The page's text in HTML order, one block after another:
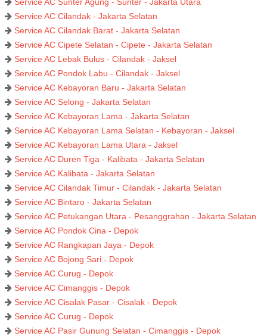
Service AC Cilandak - Jakarta Selatan
Service AC Cilandak Barat - Jakarta Selatan
Service AC Cipete Selatan - Cipete - Jakarta Selatan
Service AC Lebak Bulus - Cilandak - Jaksel
Service AC Pondok Labu - Cilandak - Jaksel
Service AC Kebayoran Baru - Jakarta Selatan
Service AC Selong - Jakarta Selatan
Service AC Kebayoran Lama - Jakarta Selatan
Service AC Kebayoran Lama Selatan - Kebayoran - Jaksel
Service AC Kebayoran Lama Utara - Jaksel
Service AC Duren Tiga - Kalibata - Jakarta Selatan
Service AC Kalibata - Jakarta Selatan
Service AC Cilandak Timur - Cilandak - Jakarta Selatan
Service AC Bintaro - Jakarta Selatan
Service AC Petukangan Utara - Pesanggrahan - Jakarta Selatan
Service AC Pondok Cina - Depok
Service AC Rangkapan Jaya - Depok
Service AC Bojong Sari - Depok
Service AC Curug - Depok
Service AC Cimanggis - Depok
Service AC Cisalak Pasar - Cisalak - Depok
Service AC Curug - Depok
Service AC Pasir Gunung Selatan - Cimanggis - Depok